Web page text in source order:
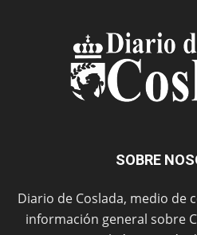
SOBRE
Diario de Coslada, medio de
información general sobre